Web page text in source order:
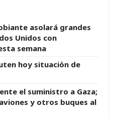
asolará grandes
Unidos con
semana
hoy situaciòn de
el suministro a Gaza;
y otros buques al